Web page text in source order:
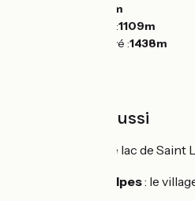
881m
Point le plus bas :1109m
Point le plus élevé :1438m
À découvrir aussi
: le lac de Saint
Seyne les Alpes: le